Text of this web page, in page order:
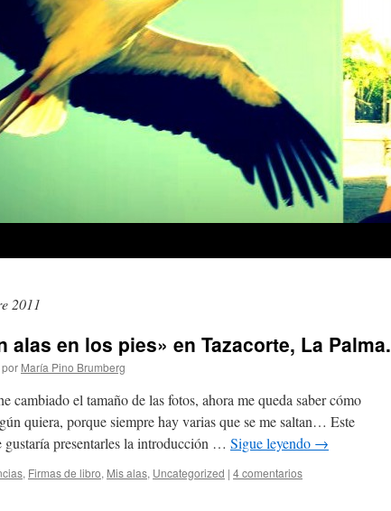
2011
alas en los pies» en Tazacorte, La Palma.
por María Pino Brumberg
cambiado el tamaño de las fotos, ahora me queda saber cómo
quiera, porque siempre hay varias que se me saltan… Este
presentarles la introducción … Sigue leyendo →
, Firmas de libro, Mis alas, Uncategorized | 4 comentarios